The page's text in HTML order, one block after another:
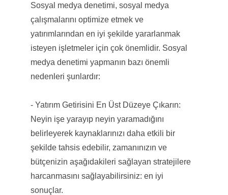
Sosyal medya denetimi, sosyal medya
çalışmalarını optimize etmek ve
yatırımlarından en iyi şekilde yararlanmak
isteyen işletmeler için çok önemlidir. Sosyal
medya denetimi yapmanın bazı önemli
nedenleri şunlardır:
- Yatırım Getirisini En Üst Düzeye Çıkarın:
Neyin işe yarayıp neyin yaramadığını
belirleyerek kaynaklarınızı daha etkili bir
şekilde tahsis edebilir, zamanınızın ve
bütçenizin aşağıdakileri sağlayan stratejilere
harcanmasını sağlayabilirsiniz: en iyi
sonuçlar.